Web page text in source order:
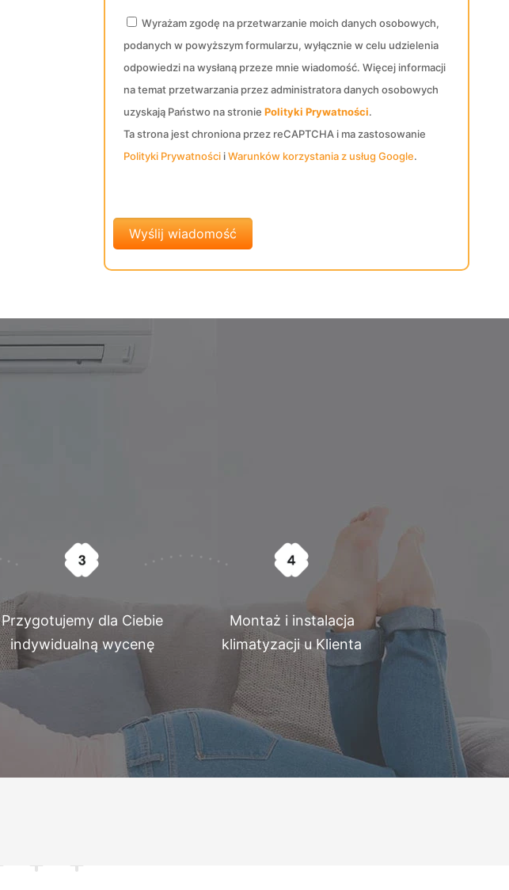
Wyrażam zgodę na przetwarzanie moich danych osobowych,
podanych w powyższym formularzu, wyłącznie w celu udzielenia
odpowiedzi na wysłaną przeze mnie wiadomość. Więcej informacji
na temat przetwarzania przez administratora danych osobowych
uzyskają Państwo na stroniePolityki Prywatności.
Ta strona jest chroniona przez reCAPTCHA i ma zastosowanie
Polityki Prywatności iWarunków korzystania z usług Google.
Przygotujemy dla Ciebie
indywidualną wycenę
Montaż i instalacja
klimatyzacji u Klienta